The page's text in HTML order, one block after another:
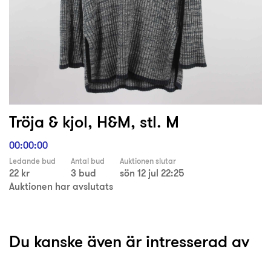
Tröja & kjol, H&M, stl. M
00:00:00
Ledande bud
22 kr
Antal bud
3 bud
Auktionen slutar
sön 12 jul 22:25
Auktionen har avslutats
Du kanske även är intresserad av